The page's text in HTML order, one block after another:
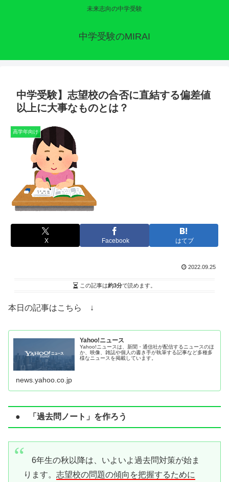
未来志向の中学受験
中学受験のMIRAI
中学受験】志望校の合否に直結する偏差値
以上に大事なものとは？
高学年向け
X Facebook はてブ
2022.09.25
この記事は約3分で読めます。
本日の記事はこちら ↓
Yahoo!ニュース
Yahoo!ニュースは、新聞・通信社が配信するニュースのほ
か、映像、雑誌や個人の書き手が執筆する記事など多種多
様なニュースを掲載しています。
news.yahoo.co.jp
● 「過去問ノート」を作ろう
6年生の秋以降は、いよいよ過去問対策が始ま
ります。 志望校の問題の傾向を把握するために